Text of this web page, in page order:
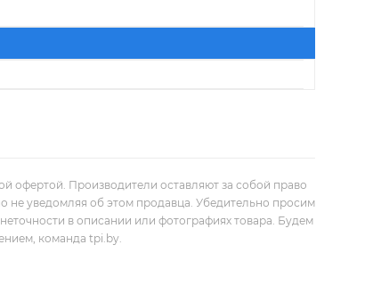
офертой. Производители оставляют за собой право
не уведомляя об этом продавца. Убедительно просим
в описании или фотографиях товара. Будем
команда tpi.by.